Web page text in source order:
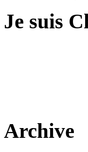
Je suis
Archive